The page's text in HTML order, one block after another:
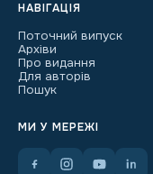
НАВІГАЦІЯ
Поточний випуск
Архіви
Про видання
Для авторів
Пошук
МИ У МЕРЕЖІ